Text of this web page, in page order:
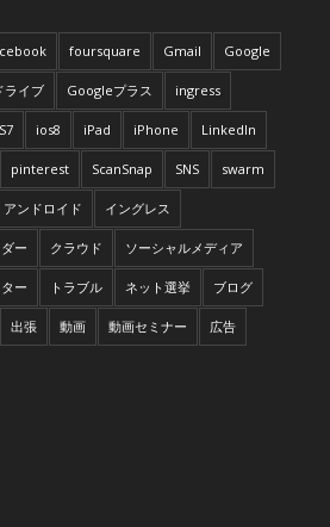
foursquare Gmail Google
イブ Googleプラス ingress
ios8 iPad iPhone LinkedIn
pinterest ScanSnap SNS swarm
アンドロイド イングレス
ー クラウド ソーシャルメディア
ー トラブル ネット選挙 ブログ
出張 動画 動画セミナー 広告